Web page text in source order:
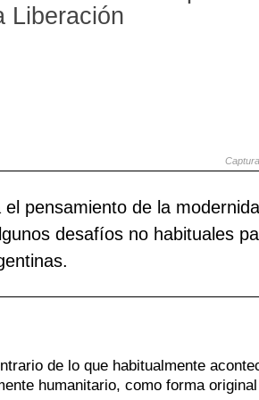
Liberación
pensamiento de la
desafíos no habituales
de lo que habitualmente
humanitario, como forma